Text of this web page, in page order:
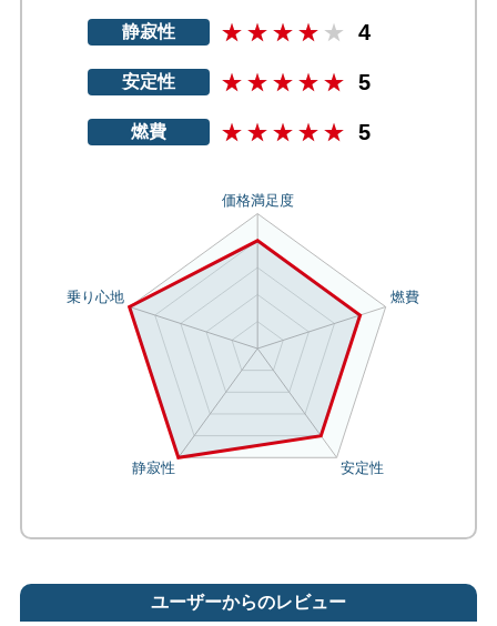
静寂性 4
安定性 5
燃費 5
ユーザーからのレビュー